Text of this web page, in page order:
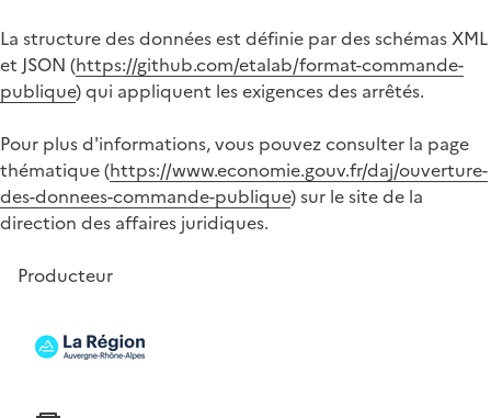
La structure des données est définie par des schémas XML
et JSON (https://github.com/etalab/format-commande-
publique) qui appliquent les exigences des arrêtés.
Pour plus d'informations, vous pouvez consulter la page
thématique (https://www.economie.gouv.fr/daj/ouverture-
des-donnees-commande-publique) sur le site de la
direction des affaires juridiques.
Producteur